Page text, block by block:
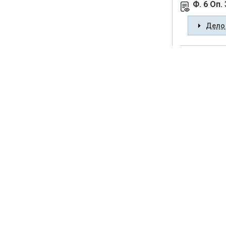
Ф. 6 Оп.
Дело